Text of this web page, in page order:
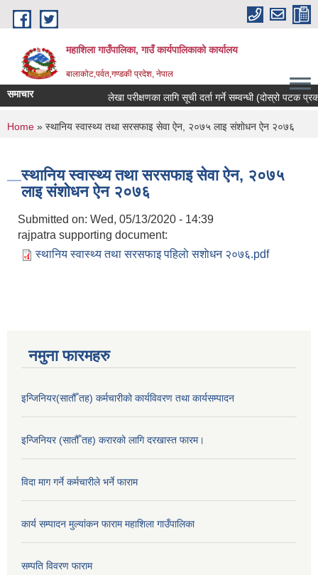
Skip to main content
महाशिला गाउँपालिका, गाउँ कार्यपालिकाको कार्यालय
बालाकोट,पर्वत,गण्डकी प्रदेश, नेपाल
समाचार लेखा परीक्षणका लागि सूची दर्ता गर्ने सम्वन्धी (दोस्रो पटक
You are here
Home » स्थानिय स्वास्थ्य तथा सरसफाइ सेवा ऐन, २०७५ लाइ संशाेधन ऐन २०७६
स्थानिय स्वास्थ्य तथा सरसफाइ सेवा ऐन, २०७५
लाइ संशाेधन ऐन २०७६
Submitted on: Wed, 05/13/2020 - 14:39
rajpatra supporting document:
स्थानिय स्वास्थ्य तथा सरसफाइ पहिलाे सशाेधन २०७६.pdf
नमुना फारमहरु
इन्जिनियर(सातौँ तह) कर्मचारीको कार्यविवरण तथा कार्यसम्पादन
इन्जिनियर (सातौँ तह) करारको लागि दरखास्त फारम।
विदा माग गर्ने कर्मचारीले भर्ने फाराम
कार्य सम्पादन मुल्यांकन फाराम महाशिला गाउँपालिका
सम्पति विवरण फाराम